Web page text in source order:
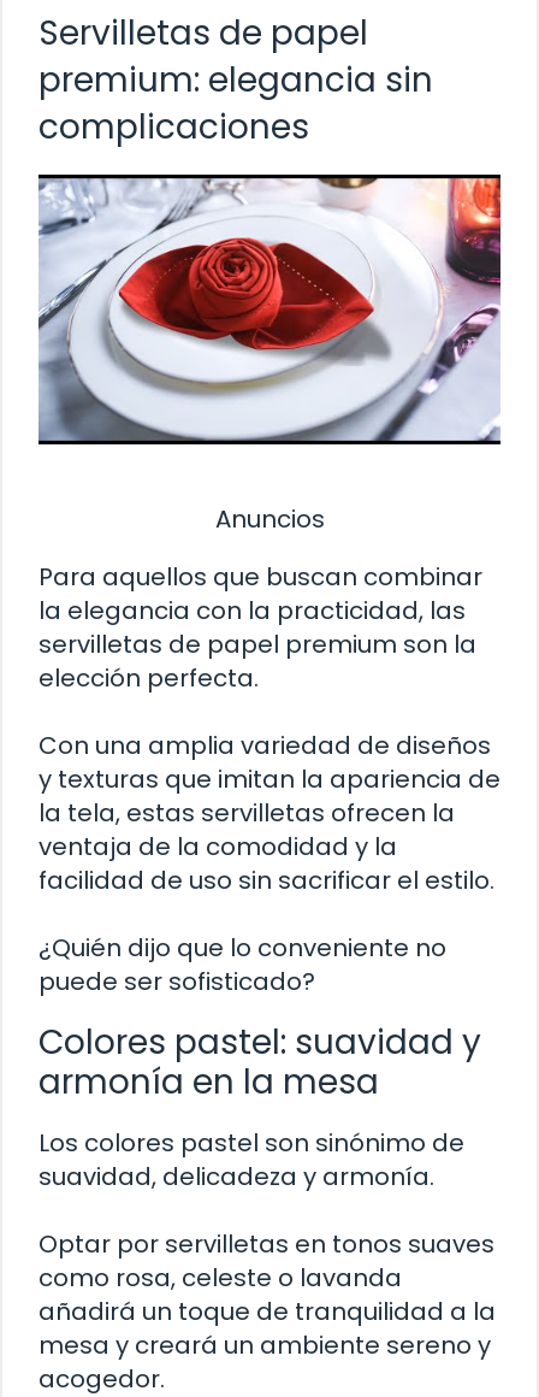
Servilletas de papel
premium: elegancia sin
complicaciones
Anuncios
Para aquellos que buscan combinar
la elegancia con la practicidad, las
servilletas de papel premium son la
elección perfecta.
Con una amplia variedad de diseños
y texturas que imitan la apariencia de
la tela, estas servilletas ofrecen la
ventaja de la comodidad y la
facilidad de uso sin sacrificar el estilo.
¿Quién dijo que lo conveniente no
puede ser sofisticado?
Colores pastel: suavidad y
armonía en la mesa
Los colores pastel son sinónimo de
suavidad, delicadeza y armonía.
Optar por servilletas en tonos suaves
como rosa, celeste o lavanda
añadirá un toque de tranquilidad a la
mesa y creará un ambiente sereno y
acogedor.